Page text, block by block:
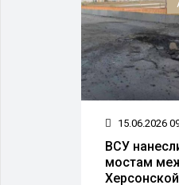
15.06.2026
ВСУ
мостам